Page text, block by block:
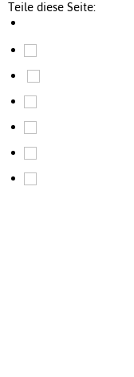
Teile diese Seite: